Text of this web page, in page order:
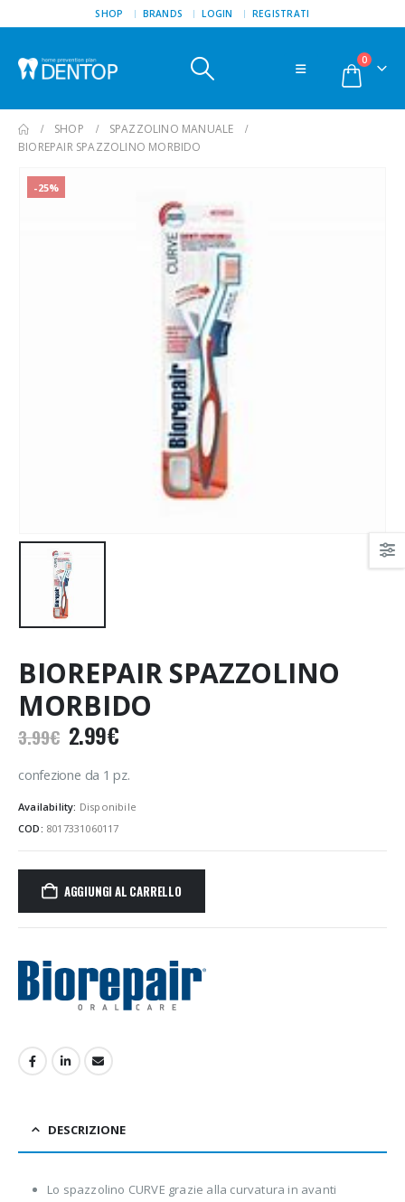
SHOP BRANDS LOGIN REGISTRATI
0
SHOP
SPAZZOLINO MANUALE
BIOREPAIR SPAZZOLINO MORBIDO
-25%
BIOREPAIR SPAZZOLINO
MORBIDO
3.99€ Il
prezzo
originale
era:
3.99€.
2.99€Il
attuale
è:
2.99€.
confezione da 1 pz.
Availability: Disponibile
COD: 8017331060117
AGGIUNGI AL CARRELLO
DESCRIZIONE
Lo spazzolino CURVE grazie alla curvatura in avanti